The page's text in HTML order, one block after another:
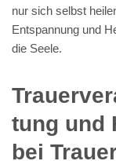
nur sich selbst
Entspannung und
die Seele.
tung und
bei